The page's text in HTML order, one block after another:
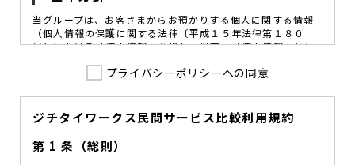
当グループは、お客さまからお預かりする個人に関する情報
（個人情報の保護に関する法律〔平成１５年法律第１８０
号〕における「個人情報」を指し、以下、「個人情報」とい
図ることが、重要な社会的責務であると考えております。
を定め、役員及び従業員に個人情報保護の重要性の認識と取
組みを徹底させることによって、個人情報の適切な取り扱い
に努めてまいります。
プライバシーポリシーへの同意
ジチタイワークス民間サービス比較利用規約
第 1 条（総則）